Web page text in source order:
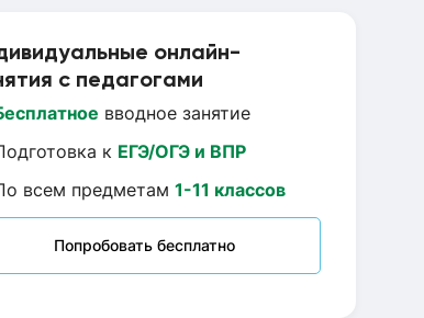
онлайн-
с педагогами
вводное занятие
к ЕГЭ/ОГЭ и ВПР
всем предметам 1-11 классов
Попробовать бесплатно